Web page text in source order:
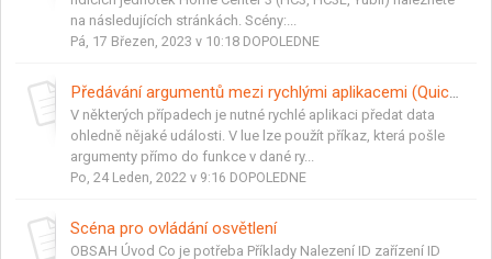
na následujících stránkách. Scény:...
Pá, 17 Březen, 2023 v 10:18 DOPOLEDNE
V některých případech je nutné rychlé aplikaci předat data
ohledně nějaké události. V lue lze použít příkaz, která pošle
argumenty přímo do funkce v dané ry...
Po, 24 Leden, 2022 v 9:16 DOPOLEDNE
Scéna pro ovládání osvětlení
OBSAH Úvod Co je potřeba Příklady Nalezení ID zařízení ID